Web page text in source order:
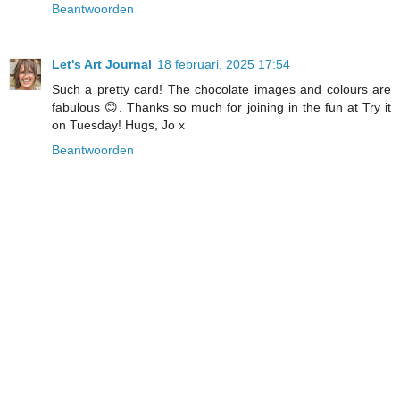
Beantwoorden
Let's Art Journal 18 februari, 2025 17:54
Such a pretty card! The chocolate images and colours are
fabulous 😊. Thanks so much for joining in the fun at Try it
on Tuesday! Hugs, Jo x
Beantwoorden